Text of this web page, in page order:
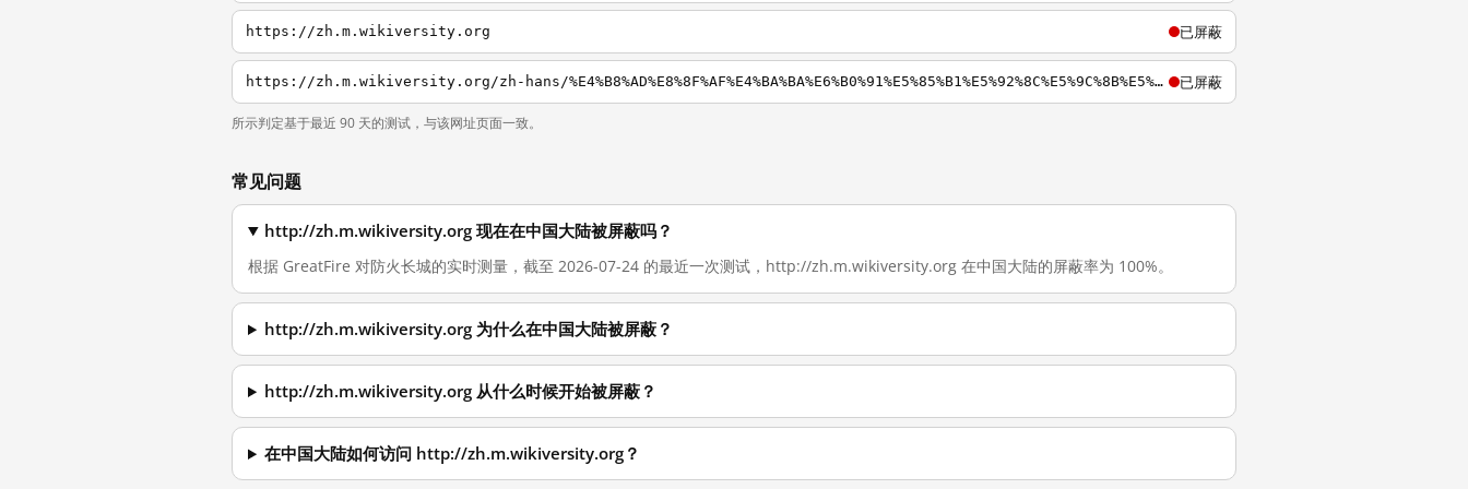
https://zh.m.wikiversity.org 已屏蔽
https://zh.m.wikiversity.org/zh-hans/%E4%B8%AD%E8%8F%AF%E4%BA%BA%E6%B0%91%E5%85%B1%E5%92%8C%E5%9C%8B%E5%AF%A9%E6%9F%A5%E8%BE%AD%E5%BD%99%E5%88%97%E8%A1%A8 已屏蔽
所示判定基于最近 90 天的测试，与该网址页面一致。
常见问题
http://zh.m.wikiversity.org 现在在中国大陆被屏蔽吗？
根据 GreatFire 对防火长城的实时测量，截至 2026-07-24 的最近一次测试，http://zh.m.wikiversity.org 在中国大陆的屏蔽率为 100%。
http://zh.m.wikiversity.org 为什么在中国大陆被屏蔽？
http://zh.m.wikiversity.org 从什么时候开始被屏蔽？
在中国大陆如何访问 http://zh.m.wikiversity.org？